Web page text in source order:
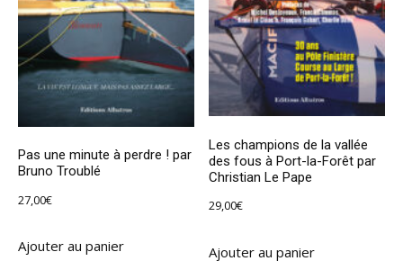
Pas une minute à perdre ! par
Bruno Troublé
27,00€
Ajouter au panier
Les champions de la vallée
des fous à Port-la-Forêt par
Christian Le Pape
29,00€
Ajouter au panier